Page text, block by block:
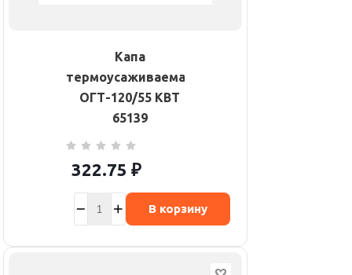
Капа
термоусаживаемая
ОГТ-120/55 КВТ
65139
322.75 ₽
В корзину